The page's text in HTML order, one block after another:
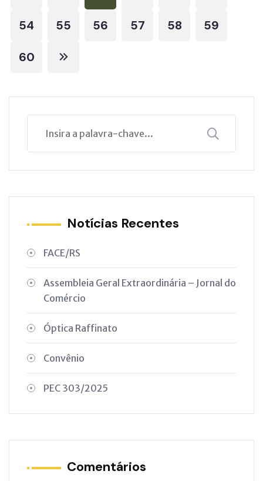
54 55 56 57 58 59
60
Notícias Recentes
FACE/RS
Assembleia Geral Extraordinária – Jornal do
Comércio
Óptica Raffinato
Convênio
PEC 303/2025
Comentários